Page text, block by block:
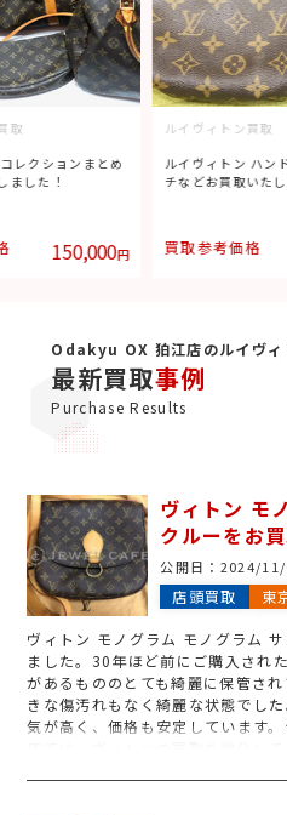
取
レクションまとめ
ました！
150,000円
ルイヴィトン買取
ルイヴィトン ハン
チなどお買取いた
買取参考価格
Odakyu OX 狛江店のルイヴィ
最新買取事例
Purchase Results
ヴィトン モ
クルーをお
公開日： 2024/11/
店頭買取 東
ヴィトン モノグラム モノグラム
ました。30年ほど前にご購入され
があるもののとても綺麗に保管さ
きな傷汚れもなく綺麗な状態でし
気が高く、価格も安定しています
店では、ヴィトンの買取を強化し
ハンドル壊れやほつれ破れ、ボロ